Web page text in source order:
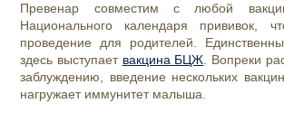
Превенар совместим с любой
Национального календаря прививок,
проведение для родителей.
здесь выступает вакцина БЦЖ . Вопреки
заблуждению, введение нескольких
нагружает иммунитет малыша.